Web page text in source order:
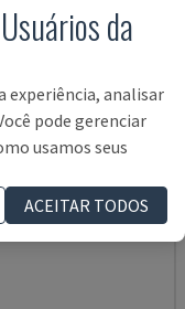
da
experiência, analisar
pode gerenciar
usamos seus
ACEITAR TODOS